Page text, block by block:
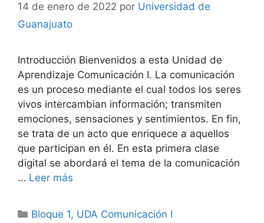
14 de enero de 2022 por Universidad de
Guanajuato
Introducción Bienvenidos a esta Unidad de
Aprendizaje Comunicación I. La comunicación
es un proceso mediante el cual todos los seres
vivos intercambian información; transmiten
emociones, sensaciones y sentimientos. En fin,
se trata de un acto que enriquece a aquellos
que participan en él. En esta primera clase
digital se abordará el tema de la comunicación
… Leer más
Categorías
Bloque 1, UDA Comunicación I